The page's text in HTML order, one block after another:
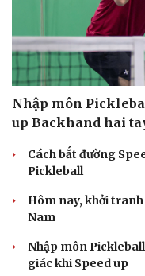
Nhập môn
up Backhand hai
Cách bắt đường
Pickleball
Hôm nay, khởi
Nam
Nhập môn
giác khi Speed up